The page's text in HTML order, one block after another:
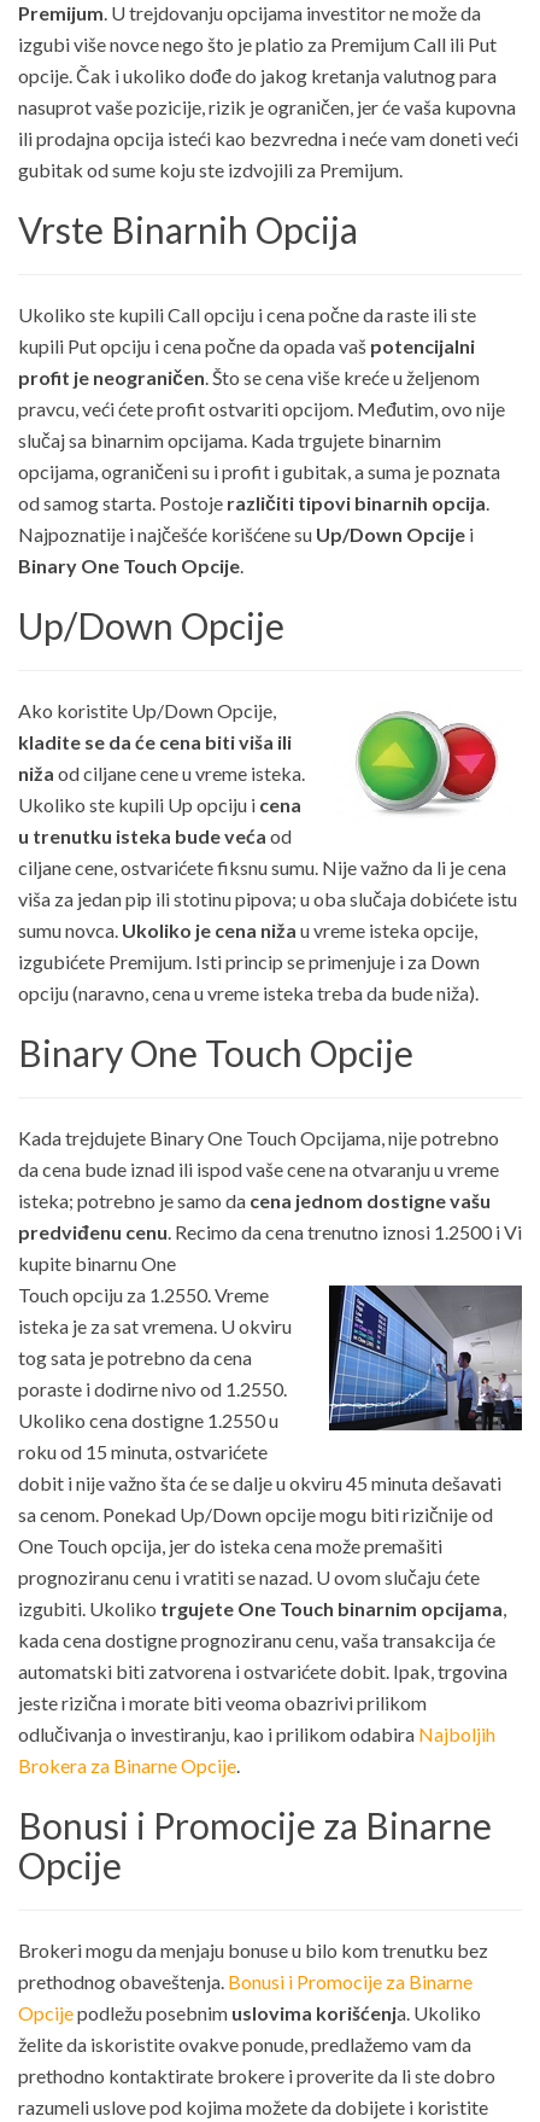
Premijum. U trejdovanju opcijama investitor ne može da
izgubi više novce nego što je platio za Premijum Call ili Put
opcije. Čak i ukoliko dođe do jakog kretanja valutnog para
nasuprot vaše pozicije, rizik je ograničen, jer će vaša kupovna
ili prodajna opcija isteći kao bezvredna i neće vam doneti veći
gubitak od sume koju ste izdvojili za Premijum.
Vrste Binarnih Opcija
Ukoliko ste kupili Call opciju i cena počne da raste ili ste
kupili Put opciju i cena počne da opada vaš potencijalni
profit je neograničen. Što se cena više kreće u željenom
pravcu, veći ćete profit ostvariti opcijom. Međutim, ovo nije
slučaj sa binarnim opcijama. Kada trgujete binarnim
opcijama, ograničeni su i profit i gubitak, a suma je poznata
od samog starta. Postoje različiti tipovi binarnih opcija.
Najpoznatije i najčešće korišćene su Up/Down Opcije i
Binary One Touch Opcije.
Up/Down Opcije
Ako koristite Up/Down Opcije,
kladite se da će cena biti viša ili
niža od ciljane cene u vreme isteka.
Ukoliko ste kupili Up opciju i cena
u trenutku isteka bude veća od
ciljane cene, ostvarićete fiksnu sumu. Nije važno da li je cena
viša za jedan pip ili stotinu pipova; u oba slučaja dobićete istu
sumu novca. Ukoliko je cena niža u vreme isteka opcije,
izgubićete Premijum. Isti princip se primenjuje i za Down
opciju (naravno, cena u vreme isteka treba da bude niža).
Binary One Touch Opcije
Kada trejdujete Binary One Touch Opcijama, nije potrebno
da cena bude iznad ili ispod vaše cene na otvaranju u vreme
isteka; potrebno je samo da cena jednom dostigne vašu
predviđenu cenu. Recimo da cena trenutno iznosi 1.2500 i Vi
kupite binarnu One
Touch opciju za 1.2550. Vreme
isteka je za sat vremena. U okviru
tog sata je potrebno da cena
poraste i dodirne nivo od 1.2550.
Ukoliko cena dostigne 1.2550 u
roku od 15 minuta, ostvarićete
dobit i nije važno šta će se dalje u okviru 45 minuta dešavati
sa cenom. Ponekad Up/Down opcije mogu biti rizičnije od
One Touch opcija, jer do isteka cena može premašiti
prognoziranu cenu i vratiti se nazad. U ovom slučaju ćete
izgubiti. Ukoliko trgujete One Touch binarnim opcijama,
kada cena dostigne prognoziranu cenu, vaša transakcija će
automatski biti zatvorena i ostvarićete dobit. Ipak, trgovina
jeste rizična i morate biti veoma obazrivi prilikom
odlučivanja o investiranju, kao i prilikom odabira Najboljih
Brokera za Binarne Opcije.
Bonusi i Promocije za Binarne
Opcije
Brokeri mogu da menjaju bonuse u bilo kom trenutku bez
prethodnog obaveštenja. Bonusi i Promocije za Binarne
Opcijepodležu posebnim uslovima korišćenja. Ukoliko
želite da iskoristite ovakve ponude, predlažemo vam da
prethodno kontaktirate brokere i proverite da li ste dobro
razumeli uslove pod kojima možete da dobijete i koristite